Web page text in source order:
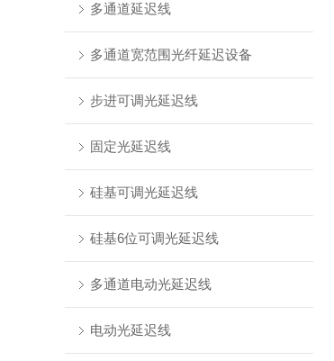
多通道延迟线
多通道宽范围光纤延迟设备
步进可调光延迟线
固定光延迟线
硅基可调光延迟线
硅基6位可调光延迟线
多通道电动光延迟线
电动光延迟线